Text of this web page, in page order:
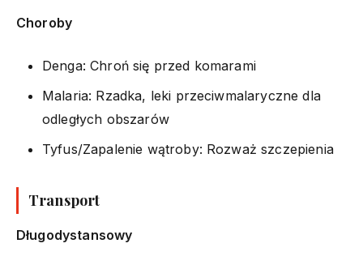
Choroby
Denga: Chroń się przed komarami
Malaria: Rzadka, leki przeciwmalaryczne dla
odległych obszarów
Tyfus/Zapalenie wątroby: Rozważ szczepienia
Transport
Długodystansowy